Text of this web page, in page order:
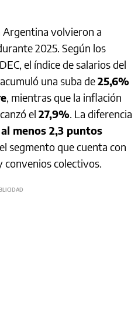
Argentina volvieron a
2025. Según los
el índice de salarios del
una suba de25,6%
, mientras que la inflación
el 27,9%. La diferencia
menos 2,3 puntos
segmento que cuenta con
convenios colectivos.